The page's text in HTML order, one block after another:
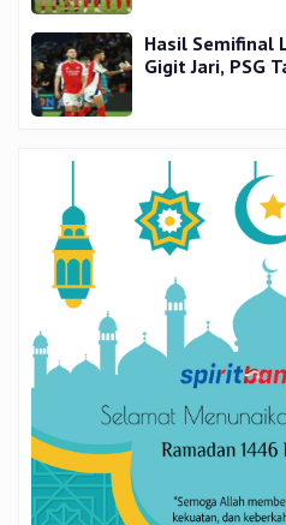
Hasil Semifinal
Gigit Jari, PSG